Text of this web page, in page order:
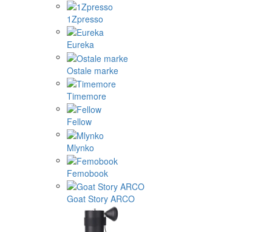
1Zpresso
Eureka
Ostale marke
Timemore
Fellow
Mlynko
Femobook
Goat Story ARCO